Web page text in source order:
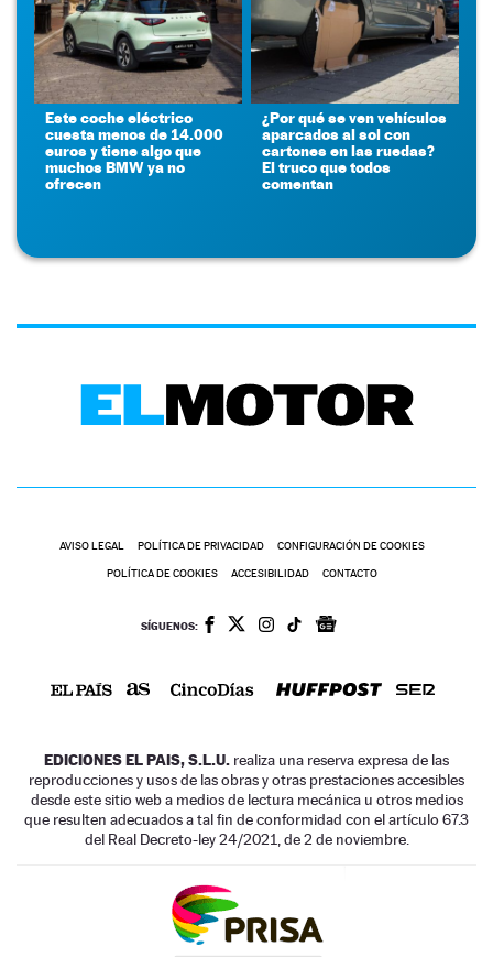
Este coche eléctrico
cuesta menos de 14.000
euros y tiene algo que
muchos BMW ya no
ofrecen
¿Por qué se ven vehículos
aparcados al sol con
cartones en las ruedas?
El truco que todos
comentan
AVISO LEGAL POLÍTICA DE PRIVACIDAD CONFIGURACIÓN DE COOKIES
POLÍTICA DE COOKIES ACCESIBILIDAD CONTACTO
SÍGUENOS:
EDICIONES EL PAIS, S.L.U. realiza una reserva expresa de las
reproducciones y usos de las obras y otras prestaciones accesibles
desde este sitio web a medios de lectura mecánica u otros medios
que resulten adecuados a tal fin de conformidad con el artículo 67.3
del Real Decreto-ley 24/2021, de 2 de noviembre.